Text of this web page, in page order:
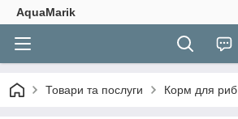
AquaMarik
Товари та послуги Корм для риб